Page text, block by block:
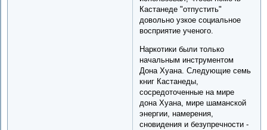
Кастанеде "отпустить"
довольно узкое социальное
восприятие ученого.
Наркотики были только
начальным инструментом
Дона Хуана. Следующие семь
книг Кастанеды,
сосредоточенные на мире
дона Хуана, мире шаманской
энергии, намерения,
сновидения и безупречности -